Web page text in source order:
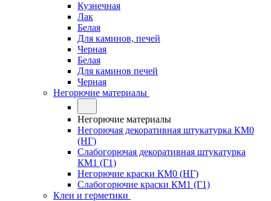
Кузнечная
Лак
Белая
Для каминов, печей
Черная
Белая
Для каминов печей
Черная
Негорючие материалы
Негорючие материалы
Негорючая декоративная штукатурка КМ0
(НГ)
Слабогорючая декоративная штукатурка
КМ1 (Г1)
Негорючие краски КМ0 (НГ)
Слабогорючие краски КМ1 (Г1)
Клеи и герметики